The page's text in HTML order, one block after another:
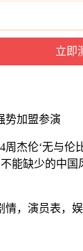
势加盟参演
杰伦‘无与
能缺少的中
，演员表，